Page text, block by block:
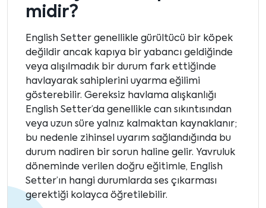
midir?
English Setter genellikle gürültücü bir köpek
değildir ancak kapıya bir yabancı geldiğinde
veya alışılmadık bir durum fark ettiğinde
havlayarak sahiplerini uyarma eğilimi
gösterebilir. Gereksiz havlama alışkanlığı
English Setter’da genellikle can sıkıntısından
veya uzun süre yalnız kalmaktan kaynaklanır;
bu nedenle zihinsel uyarım sağlandığında bu
durum nadiren bir sorun haline gelir. Yavruluk
döneminde verilen doğru eğitimle, English
Setter’ın hangi durumlarda ses çıkarması
gerektiği kolayca öğretilebilir.